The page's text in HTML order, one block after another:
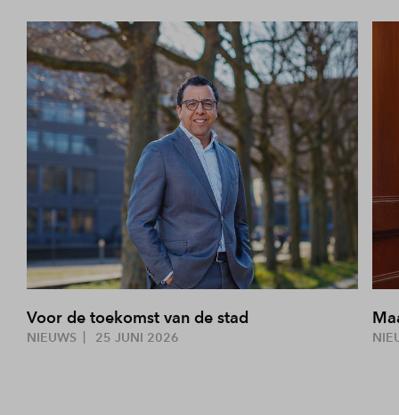
Voor de toekomst van de stad
NIEUWS 25 JUNI 2026